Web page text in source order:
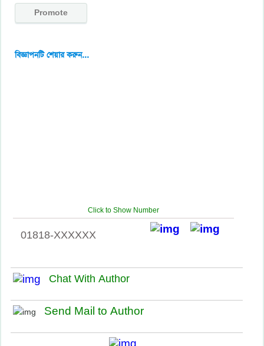
Promote
বিজ্ঞাপনটি শেয়ার করুন...
Click to Show Number
01818-XXXXXX
Chat With Author
Send Mail to Author